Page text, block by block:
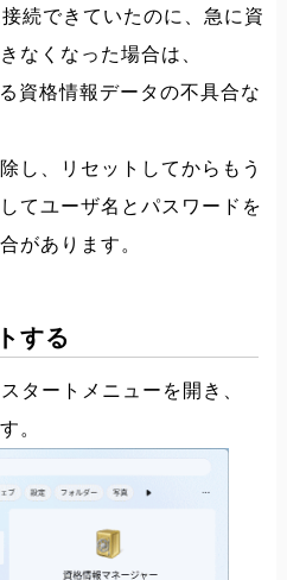
続できていたのに、急に資
なくなった場合は、
資格情報データの不具合な
し、リセットしてからもう
てユーザ名とパスワードを
があります。
する
タートメニューを開き、
。